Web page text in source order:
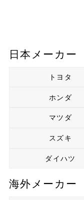
日本メーカー
トヨタ
ホンダ
マツダ
スズキ
ダイハツ
海外メーカー